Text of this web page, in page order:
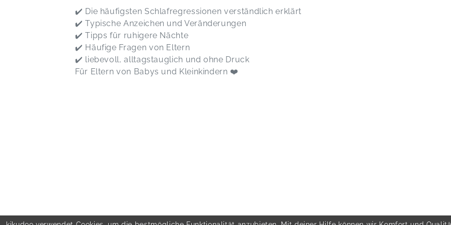
✔️ Die häufigsten Schlafregressionen verständlich erklärt
✔️ Typische Anzeichen und Veränderungen
✔️ Tipps für ruhigere Nächte
✔️ Häufige Fragen von Eltern
✔️ liebevoll, alltagstauglich und ohne Druck
Für Eltern von Babys und Kleinkindern ❤️